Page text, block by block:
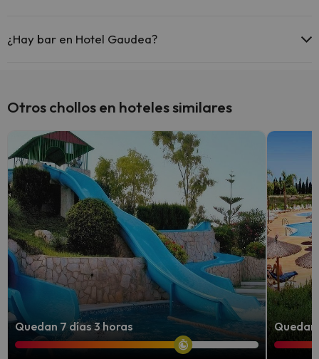
¿Hay bar en Hotel Gaudea?
Otros chollos en hoteles similares
Quedan 7 días 3 horas